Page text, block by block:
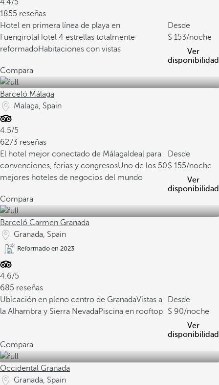
4.4/5
1855 reseñas
Hotel en primera línea de playa en
FuengirolaHotel 4 estrellas totalmente
reformadoHabitaciones con vistas
Desde
153/noche
Ver
disponibilidad
Compara
Barceló Málaga
Malaga, Spain
4.5/5
6273 reseñas
El hotel mejor conectado de Málaga Ideal para
convenciones, ferias y congresosUno de los 50
mejores hoteles de negocios del mundo
Desde
155/noche
Ver
disponibilidad
Compara
Barceló Carmen Granada
Granada, Spain
Reformado en 2023
4.6/5
685 reseñas
Ubicación en pleno centro de GranadaVistas a
la Alhambra y Sierra NevadaPiscina en rooftop
Desde
90/noche
Ver
disponibilidad
Compara
Occidental Granada
Granada, Spain